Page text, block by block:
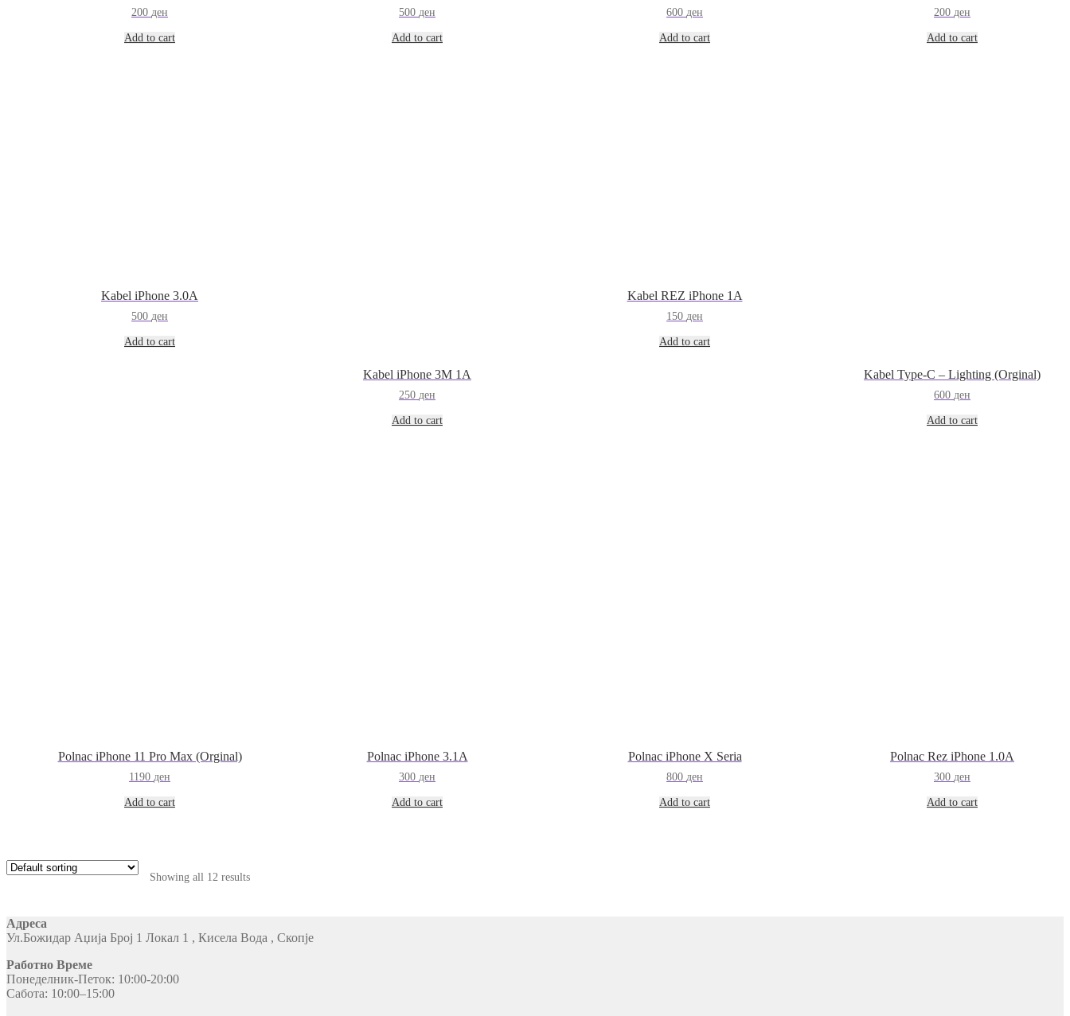
200 ден
Add to cart
500 ден
Add to cart
600 ден
Add to cart
200 ден
Add to cart
Kabel iPhone 3.0A
500 ден
Add to cart
Kabel iPhone 3M 1A
250 ден
Add to cart
Kabel REZ iPhone 1A
150 ден
Add to cart
Kabel Type-C – Lighting (Orginal)
600 ден
Add to cart
Polnac iPhone 11 Pro Max (Orginal)
1190 ден
Add to cart
Polnac iPhone 3.1A
300 ден
Add to cart
Polnac iPhone X Seria
800 ден
Add to cart
Polnac Rez iPhone 1.0A
300 ден
Add to cart
Showing all 12 results
Адреса
Ул.Божидар Аџија Број 1 Локал 1 , Кисела Вода , Скопје
Работно Време
Понеделник-Петок: 10:00-20:00
Сабота: 10:00–15:00